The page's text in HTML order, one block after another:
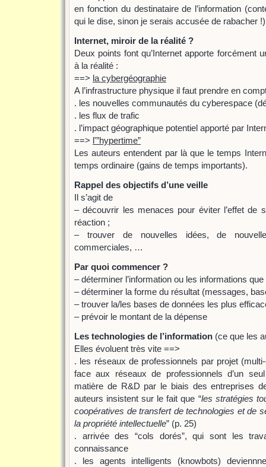
en fonction du destinataire de l’information
qui le dise, sinon je serais accusée de rabacher !)
Internet, miroir de la réalité ?
Deux points font qu’Internet apporte forcément
à la réalité :
==> la cybergéographie
A l’infrastructure physique il faut prendre en
. les nouvelles communautés du cyberespace
. les flux de trafic
. l’impact géographique potentiel apporté par
==> l'”hypertime”
Les auteurs entendent par là que le temps
temps ordinaire (gains de temps importants).
Rappel des objectifs d’une veille
Il s’agit de
– découvrir les menaces pour éviter l’effet de
réaction ;
– trouver de nouvelles idées, de
commerciales, …
Par quoi commencer ?
– déterminer l’information ou les informations que
– déterminer la forme du résultat (messages,
– trouver la/les bases de données les plus
– prévoir le montant de la dépense
Les technologies de l’information (ce que les
Elles évoluent très vite ==>
. les réseaux de professionnels par projet
face aux réseaux de professionnels d’un
matière de R&D par le biais des entreprises
auteurs insistent sur le fait que “les stratégies
coopératives de transfert de technologies et de
la propriété intellectuelle” (p. 25)
. arrivée des “cols dorés”, qui sont les
connaissance
. les agents intelligents (knowbots)